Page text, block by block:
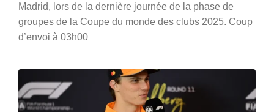
Madrid, lors de la dernière journée de la phase de
groupes de la Coupe du monde des clubs 2025. Coup
d’envoi à 03h00